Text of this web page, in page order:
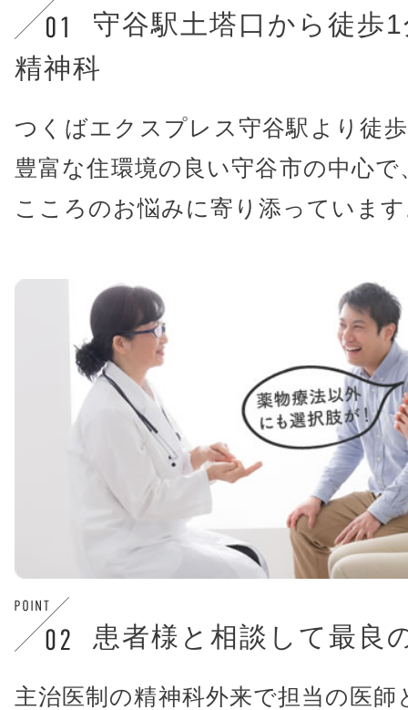
守谷駅土塔口から徒歩
精神科
つくばエクスプレス守谷駅より徒
豊富な住環境の良い守谷市の中心
こころのお悩みに寄り添っていま
患者様と相談して最良
主治医制の精神科外来で担当の医